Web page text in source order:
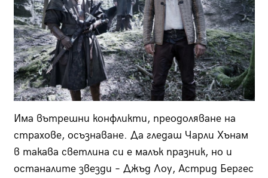
Има вътрешни конфликти, преодоляване на
страхове, осъзнаване. Да гледаш Чарли Хънам
в такава светлина си е малък празник, но и
останалите звезди – Джъд Лоу, Астрид Бергес